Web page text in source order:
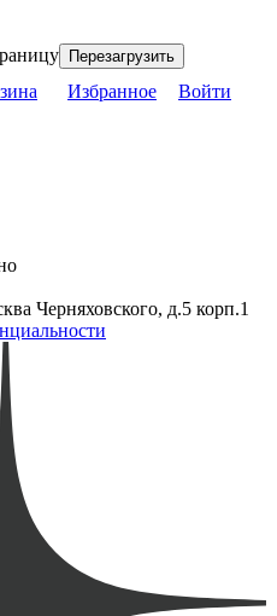
Перезагрузить
Избранное Войти
Черняховского, д.5 корп.1